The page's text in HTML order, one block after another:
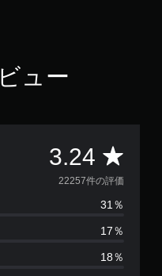
ュー
3.24 評
価
数
は
22257件の評価
31％
17％
18％